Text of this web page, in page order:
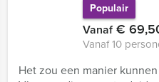
Populair
Vanaf€
Vanaf 10
Het zou een manier